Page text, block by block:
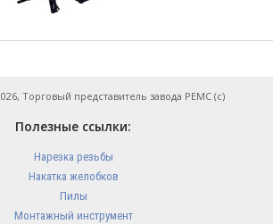
Торговый представитель завода РЕМС (с)
Полезные ссылки:
Нарезка резьбы
Накатка желобков
Пилы
Монтажный инструмент